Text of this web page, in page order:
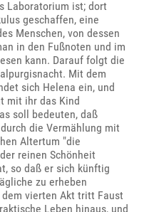
Laboratorium ist; dort
geschaffen, eine
Menschen, von dessen
in den Fußnoten und im
kann. Darauf folgt die
Mit dem
sich Helena ein, und
mit ihr das Kind
soll bedeuten, daß
die Vermählung mit
Altertum "die
reinen Schönheit
so daß er sich künftig
zu erheben
vierten Akt tritt Faust
Leben hinaus, und